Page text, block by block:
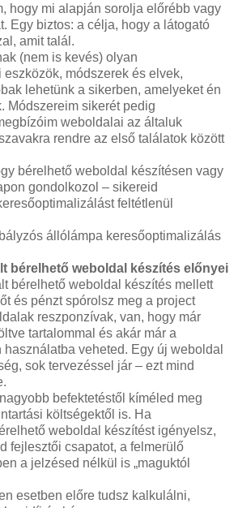
hogy mi alapján sorolja előrébb vagy
Egy biztos: a célja, hogy a látogató
amit talál.
(nem is kevés) olyan
módszerek és elvek,
lehetünk a sikerben, amelyeket én
Módszereim sikerét pedig
weboldalai az általuk
rendre az első találatok között
bérelhető weboldal készítésen vagy
gondolkozol – sikereid
feltétlenül
állólámpa keresőoptimalizálás
bérelhető weboldal készítés előnyei
bérelhető weboldal készítés mellett
és pénzt spórolsz meg a project
reszponzívak, van, hogy már
tartalommal és akár már a
veheted. Egy új weboldal
sok tervezéssel jár – ezt mind
befektetéstől kíméled meg
költségektől is. Ha
weboldal készítést igényelsz,
fejlesztői csapatot, a felmerülő
a jelzésed nélkül is „maguktól
esetben előre tudsz kalkulálni,